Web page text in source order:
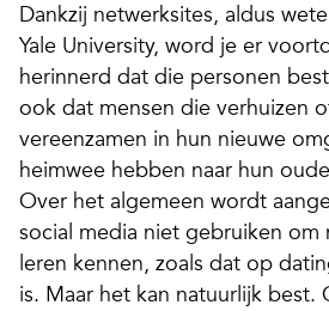
Dankzij netwerksites, aldus
Yale University, word je er
herinnerd dat die personen
ook dat mensen die verhuizen
vereenzamen in hun nieuwe
heimwee hebben naar hun
Over het algemeen wordt
social media niet gebruiken om
leren kennen, zoals dat op
is. Maar het kan natuurlijk best.